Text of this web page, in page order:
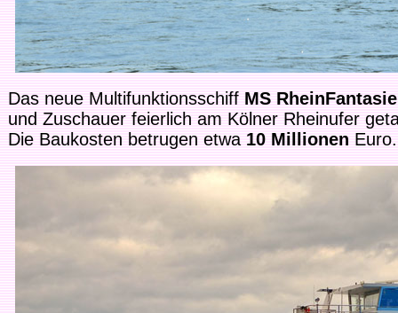
Das neue MultifunktionsschiffMS RheinFantasie
und Zuschauer feierlich am Kölner Rheinufer
Die Baukosten betrugen etwa10 MillionenEuro.